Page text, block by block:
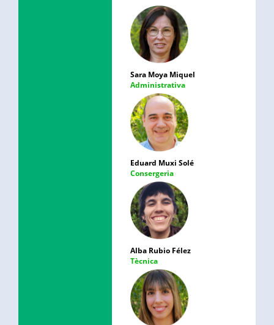
Sara Moya Miquel
Administrativa
Eduard Muxi Solé
Consergeria
Alba Rubio Félez
Tècnica